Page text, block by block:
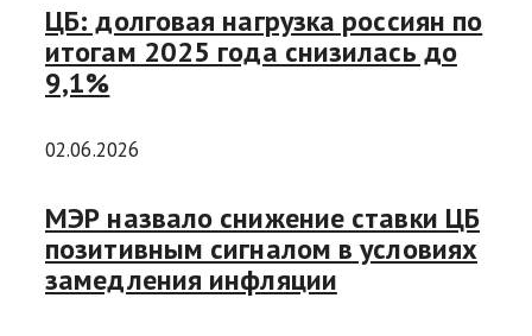
ЦБ: долговая нагрузка россиян по
итогам 2025 года снизилась до
9,1%
02.06.2026
МЭР назвало снижение ставки ЦБ
позитивным сигналом в условиях
замедления инфляции